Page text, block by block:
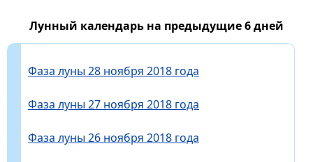
Лунный календарь на предыдущие 6 дней
Фаза луны 28 ноября 2018 года
Фаза луны 27 ноября 2018 года
Фаза луны 26 ноября 2018 года